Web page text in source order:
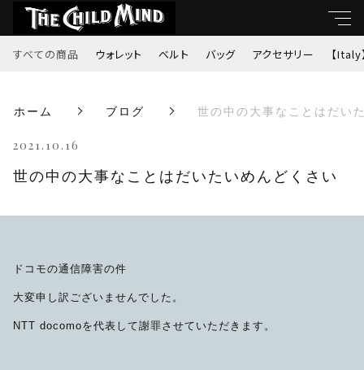
すべての商品 ウォレット ベルト バッグ アクセサリー 【Italy
ホーム ブログ 世の中の大事なことはだい
2021.10.16
世の中の大事なことはだいたいめんどくさい
ドコモの通信障害の件
大変申し訳ございませんでした。
NTT docomoを代表して謝罪させていただきます。
すべて
アクセサリー